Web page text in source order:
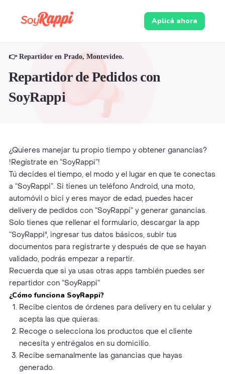
Aplicá ahora
👉 Repartidor en Prado, Montevideo.
Repartidor de Pedidos con
SoyRappi
¿Quieres manejar tu propio tiempo y obtener ganancias?
!Regístrate en “SoyRappi”!
Tú decides el tiempo, el modo y el lugar en que te conectas
a “SoyRappi”. Si tienes un teléfono Android, una moto,
automóvil o bici y eres mayor de edad, puedes hacer
delivery de pedidos con “SoyRappi” y generar ganancias.
Solo tienes que rellenar el formulario, descargar la app
“SoyRappi", ingresar tus datos básicos, subir tus
documentos para registrarte y después de que se hayan
validado, podrás empezar a repartir.
Recuerda que si ya usas otras apps también puedes ser
repartidor con “SoyRappi”
¿Cómo funciona SoyRappi?
Recibe cientos de órdenes para delivery en tu celular y
acepta las que quieras.
Recoge o selecciona los productos que el cliente
necesita y entrégalos en su domicilio.
Recibe semanalmente las ganancias que hayas
generado.